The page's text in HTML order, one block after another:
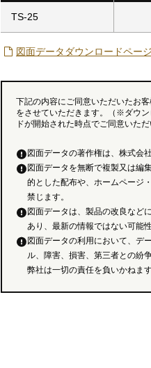
TS-25
図面データダウンロードページ
下記の内容にご同意いただいたお
をさせていただきます。（※ダウ
ドが開始された時点でご同意いた
図面データの著作権は、株式会
図面データを無断で複製又は編
的とした配布や、ホームページ
禁じます。
図面データは、製品の改良など
あり、最新の情報ではない可能
図面データの利用において、デ
ル、障害、損害、第三者との紛
弊社は一切の責任を負いかねます